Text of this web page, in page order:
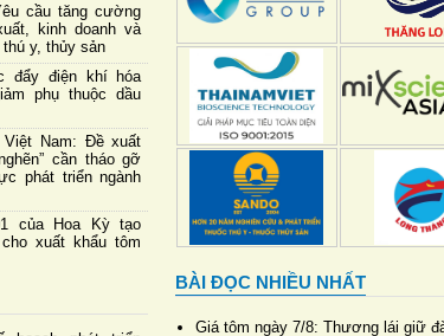
cầu tăng cường
kinh doanh và
y, thủy sản
đẩy điện khí hóa
phụ thuộc dầu
Việt Nam: Đề xuất
cần tháo gỡ
phát triển ngành
của Hoa Kỳ tạo
xuất khẩu tôm
BÀI ĐỌC NHIỀU NHẤT
Giá tôm ngày 7/8: Thương lái giữ